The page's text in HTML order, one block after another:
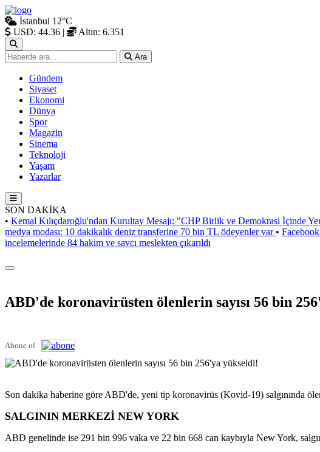
İstanbul 12°C
USD: 44.36 | Altın: 6.351
Ara
Gündem
Siyaset
Ekonomi
Dünya
Spor
Magazin
Sinema
Teknoloji
Yaşam
Yazarlar
SON DAKİKA
• Kemal Kılıçdaroğlu'ndan Kurultay Mesajı: "CHP Birlik ve Demokrasi İçinde
medya modası: 10 dakikalık deniz transferine 70 bin TL ödeyenler var •
incelemelerinde 84 hakim ve savcı meslekten çıkarıldı
ABD'de koronavirüsten ölenlerin sayısı 56 bin
Abone ol
Son dakika haberine göre ABD'de, yeni tip koronavirüs (Kovid-19) salgınında
SALGININ MERKEZİ NEW YORK
ABD genelinde ise 291 bin 996 vaka ve 22 bin 668 can kaybıyla New York,